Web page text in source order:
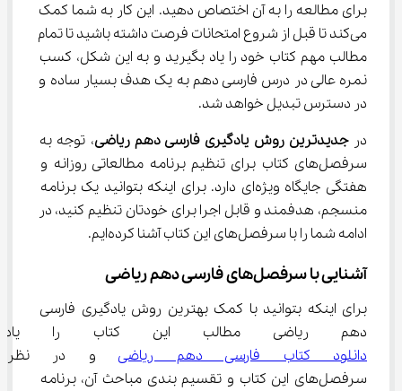
برای مطالعه را به آن اختصاص دهید. این کار به شما کمک
می‌کند تا قبل از شروع امتحانات فرصت داشته باشید تا تمام
مطالب مهم کتاب خود را یاد بگیرید و به این شکل، کسب
نمره عالی در درس فارسی دهم به یک هدف بسیار ساده و
در دسترس تبدیل خواهد شد.
در جدیدترین روش یادگیری فارسی دهم ریاضی، توجه به
سرفصل‌های کتاب برای تنظیم برنامه مطالعاتی روزانه و
هفتگی جایگاه ویژه‌ای دارد. برای اینکه بتوانید یک برنامه
منسجم، هدفمند و قابل اجرا برای خودتان تنظیم کنید، در
ادامه شما را با سرفصل‌های این کتاب آشنا کرده‌ایم.
آشنایی با سرفصل‌های فارسی دهم ریاضی
برای اینکه بتوانید با کمک بهترین روش یادگیری فارسی
دهم ریاضی مطالب این کتاب را
دانلود کتاب فارسی دهم ریاضی و در نظر
سرفصل‌های این کتاب و تقسیم بندی مباحث آن، برنامه